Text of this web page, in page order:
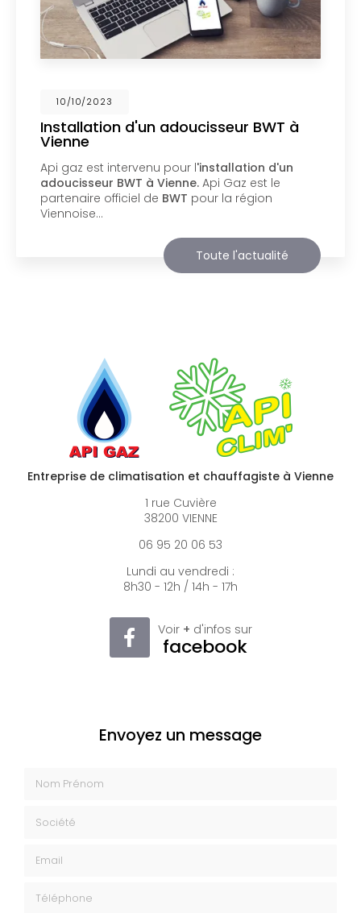
02/10/2023
Nouveau support de communication
web
Api Gaz à Viennevous présente son nouveau
support de communication web réalisé par la
sociétéBIIM COM . Vous souhaitant une
agréable visite, si vous avez besoin…
Toute l'actualité
Entreprise de climatisation et chauffagiste à Vienne
1 rue Cuvière
38200 VIENNE
06 95 20 06 53
Lundi au vendredi :
8h30 - 12h / 14h - 17h
Voir + d'infos sur
facebook
Envoyez un message